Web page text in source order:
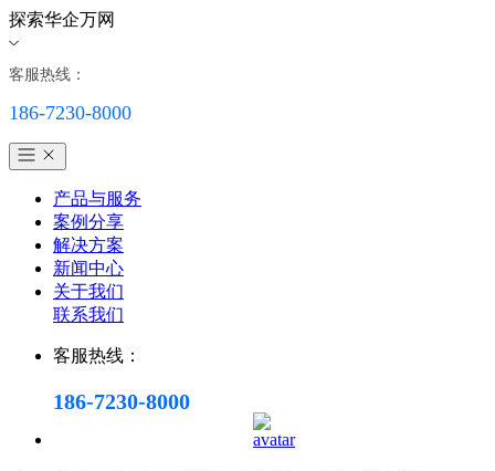
探索华企万网
客服热线：
186-7230-8000
产品与服务
案例分享
解决方案
新闻中心
关于我们
联系我们
客服热线：
186-7230-8000